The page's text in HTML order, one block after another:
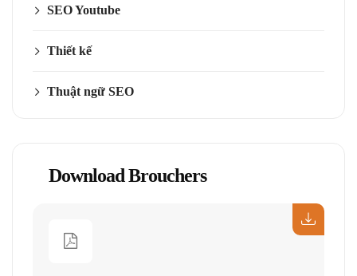
SEO Youtube
Thiết kế
Thuật ngữ SEO
Download Brouchers